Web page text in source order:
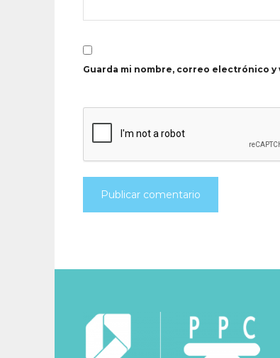
Guarda mi nombre, correo electrónico